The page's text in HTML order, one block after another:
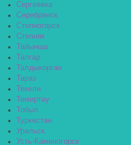
Сергеевка
Серебрянск
Степногорск
Степняк
Тайынша
Талгар
Талдыкорган
Тараз
Текели
Темиртау
Тобыл
Туркестан
Уральск
Усть-Каменогорск